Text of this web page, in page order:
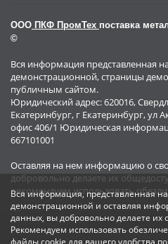
Вся информация, представленная на
демонстрационной и оставляя
данных, вы добровольно делаете их
Рекомендуем использовать
файлы cookie для вашего удобства
ООО ПКФ ПромТех поставка
©
Вся информация представленная
демонстрационной, страницы
публичным сайтом.
Юридический адрес: 620016,
Екатеринбург, г Екатеринбург, ул
офис 406/1 Юридическая
667101001
Оставляя на нем информацию о
добровольно делаете их
рекомендуем использовать